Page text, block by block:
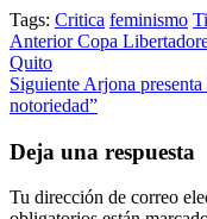
Tags: Critica feminismo
Post
navigation
AnteriorCopa
Quito
Siguiente Arjona
notoriedad”
Deja una respuesta
Tu dirección de correo